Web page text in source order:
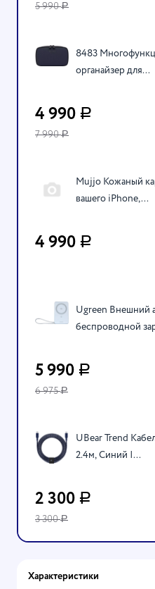
5 990Р
8483
органайзер для...
4 990 Р
7 990Р
Mujjo Кожаный
вашего iPhone,...
4 990 Р
Ugreen Внешний
беспроводной
5 990 Р
6 975Р
UBear Trend
2.4м, Синий |...
2 300 Р
3 300Р
Характеристики